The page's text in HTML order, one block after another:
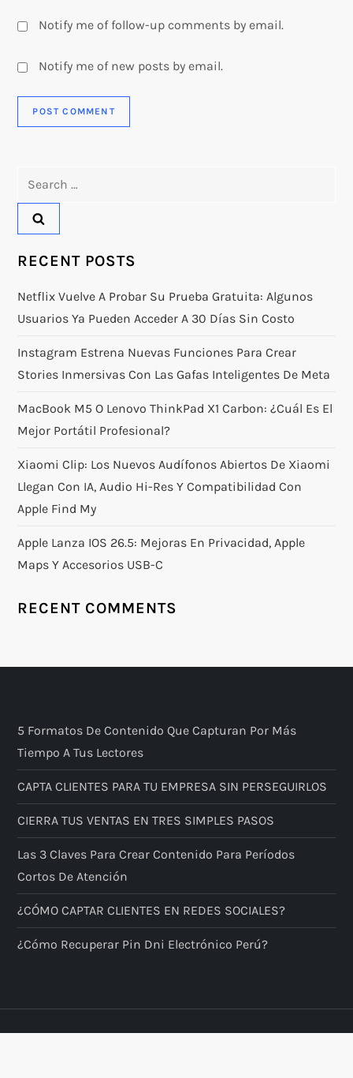
Notify me of follow-up comments by email.
Notify me of new posts by email.
RECENT POSTS
Netflix Vuelve A Probar Su Prueba Gratuita: Algunos
Usuarios Ya Pueden Acceder A 30 Días Sin Costo
Instagram Estrena Nuevas Funciones Para Crear
Stories Inmersivas Con Las Gafas Inteligentes De Meta
MacBook M5 O Lenovo ThinkPad X1 Carbon: ¿Cuál Es El
Mejor Portátil Profesional?
Xiaomi Clip: Los Nuevos Audífonos Abiertos De Xiaomi
Llegan Con IA, Audio Hi-Res Y Compatibilidad Con
Apple Find My
Apple Lanza IOS 26.5: Mejoras En Privacidad, Apple
Maps Y Accesorios USB-C
RECENT COMMENTS
5 Formatos De Contenido Que Capturan Por Más
Tiempo A Tus Lectores
CAPTA CLIENTES PARA TU EMPRESA SIN PERSEGUIRLOS
CIERRA TUS VENTAS EN TRES SIMPLES PASOS
Las 3 Claves Para Crear Contenido Para Períodos
Cortos De Atención
¿CÓMO CAPTAR CLIENTES EN REDES SOCIALES?
¿Cómo Recuperar Pin Dni Electrónico Perú?